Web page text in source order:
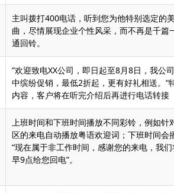
主叫拨打400电话，听到您为他特别选定的
曲，尽情展现企业个性风采，而不再是千篇
通回铃。
”欢迎致电XX公司，即日起至8月8日，我公
中缤纷促销，最低2折起，更有好礼相送。“
内容，客户将在听完介绍后再进行电话转接
上班时间和下班时间播放不同彩铃，例如针
区的来电自动播放粤语欢迎词；下班时间会
“现在属于非工作时间，感谢您的来电，我
早9点给您回电”。